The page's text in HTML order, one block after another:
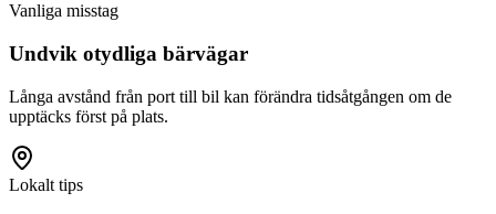
Vanliga misstag
Undvik otydliga bärvägar
Långa avstånd från port till bil kan förändra tidsåtgången om de
upptäcks först på plats.
Lokalt tips